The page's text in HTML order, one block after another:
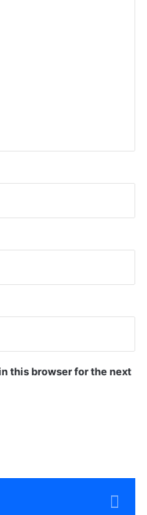
this browser for the next